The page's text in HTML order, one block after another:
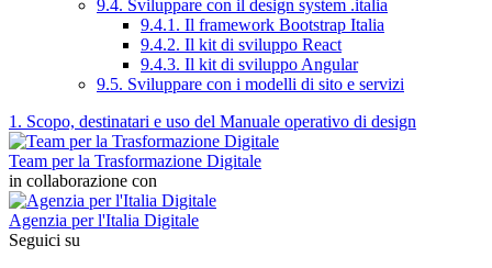
9.4. Sviluppare con il design system .italia
9.4.1. Il framework Bootstrap Italia
9.4.2. Il kit di sviluppo React
9.4.3. Il kit di sviluppo Angular
9.5. Sviluppare con i modelli di sito e servizi
1. Scopo, destinatari e uso del Manuale operativo di design
Team per la Trasformazione Digitale
in collaborazione con
Agenzia per l'Italia Digitale
Seguici su